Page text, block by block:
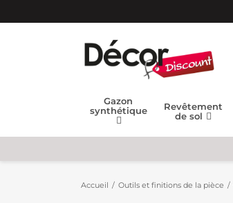
Gazon
synthétique
Revêtement
de sol
Accueil Outils et finitions de la pièce